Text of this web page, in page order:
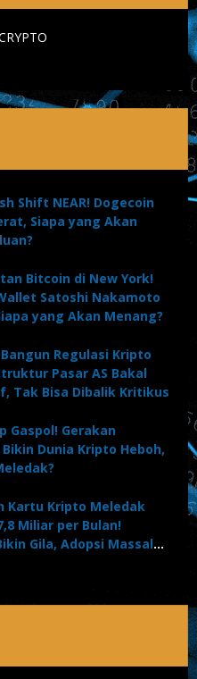
Shift NEAR! Dogecoin
Siapa yang Akan
Bitcoin di New York!
Satoshi Nakamoto
yang Akan Menang?
Regulasi Kripto
Pasar AS Bakal
Tak Bisa Dibalik Kritikus
Gaspol! Gerakan
Dunia Kripto Heboh,
Kartu Kripto Meledak
Miliar per Bulan!
Gila, Adopsi Massal